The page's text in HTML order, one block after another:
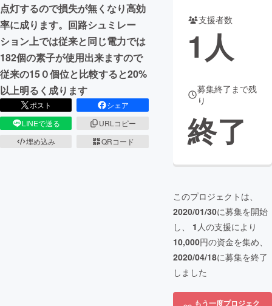
CAMPFIRE for Social Good
CAMPFIRE Creation
CAMPFIREふるさと納税machi-ya コミュニティ
点灯するので損失が無くなり高効
率に成ります。回路シュミレー
ション上では従来と同じ電力では
182個の素子が使用出来ますので
従来の15０個位と比較すると20%
以上明るく成ります
ポスト
シェア
LINEで送る
URLコピー
埋め込み
QRコード
支援者数
1人
募集終了まで残
り
終了
このプロジェクトは、
2020/01/30に募集を開始
し、 1 人の支援により
10,000円の資金を集め、
2020/04/18に募集を終了
しました
もう一度プロジェク